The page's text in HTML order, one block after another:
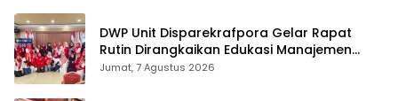
DWP Unit Disparekrafpora Gelar Rapat
Rutin Dirangkaikan Edukasi Manajemen
Stres
Jumat, 7 Agustus 2026